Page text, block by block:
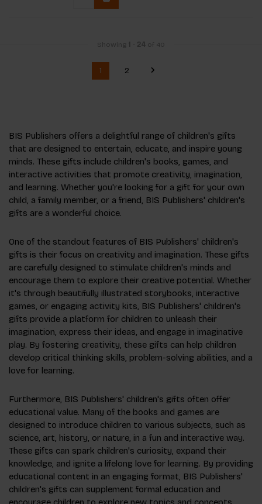
Showing 1 24 of 40
1 2
BIS Publishers offers a delightful range of children's gifts
that are designed to entertain, educate, and inspire young
minds. These gifts include children's books, games, and
interactive activities that promote creativity, imagination,
and learning. Whether you're looking for a gift for your own
child, a family member, or a friend, BIS Publishers' children's
gifts are a wonderful choice.
One of the standout features of BIS Publishers' children's
gifts is their focus on creativity and imagination. These gifts
are carefully designed to stimulate children's minds and
encourage them to explore their creative potential. Whether
it's through beautifully illustrated storybooks, interactive
games, or engaging activity kits, BIS Publishers' children's
gifts provide a platform for children to unleash their
imagination, express their ideas, and engage in imaginative
play. By fostering creativity, these gifts can help children
develop critical thinking skills, problem-solving abilities, and a
love for learning.
Furthermore, BIS Publishers' children's gifts often offer
educational value. Many of the books and games are
designed to introduce children to various subjects, such as
science, art, history, or nature, in a fun and interactive way.
These gifts can spark children's curiosity, expand their
knowledge, and ignite a lifelong love for learning. By providing
educational content in an engaging format, BIS Publishers'
children's gifts can supplement formal education and